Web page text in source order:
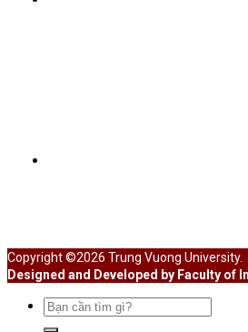
Copyright ©2026 Trung Vuong University.
Designed and Developed by Faculty of
Search
for: